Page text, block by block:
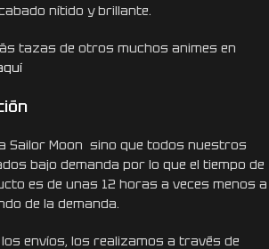
nítido y brillante.
tazas de otros muchos animes en
Sailor Moon sino que todos nuestros
bajo demanda por lo que el tiempo de
es de unas 12 horas a veces menos a
de la demanda.
envíos, los realizamos a través de